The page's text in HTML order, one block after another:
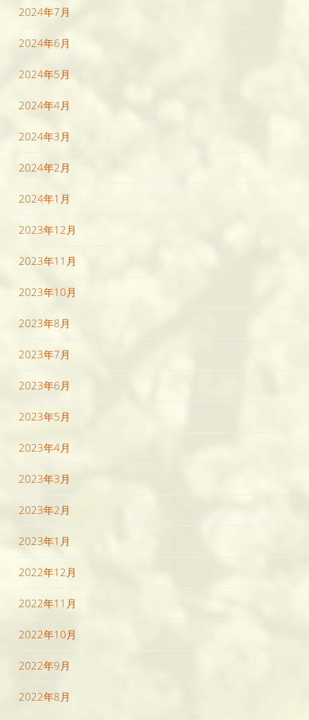
2024年7月
2024年6月
2024年5月
2024年4月
2024年3月
2024年2月
2024年1月
2023年12月
2023年11月
2023年10月
2023年8月
2023年7月
2023年6月
2023年5月
2023年4月
2023年3月
2023年2月
2023年1月
2022年12月
2022年11月
2022年10月
2022年9月
2022年8月